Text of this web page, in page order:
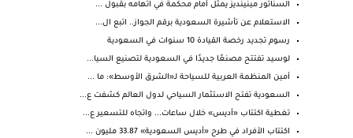
السناتور مينينديز يمثل أمام محكمة في اتهامه بقبول ...
الاستعلام عن تأشيرة السعودية برقم الجواز.. اتبع ال...
رسوم تجديد رخصة القيادة 10 سنوات في السعودية
لوسيد تفتتح مصنعًا جديدًا في السعودية لتصنيع السيا...
أمين المنظمة العربية للسياحة لـ«الشرق الأوسط»: ما ...
السعودية تفتح الاستثمار السياحي لدول العالم كشفت ع...
تغطية اكتتاب «أديس» خلال ساعات... واتجاه للتسعير ع...
اكتتاب الأفراد في طرح «أديس السعودية» 33.87 مليون ...